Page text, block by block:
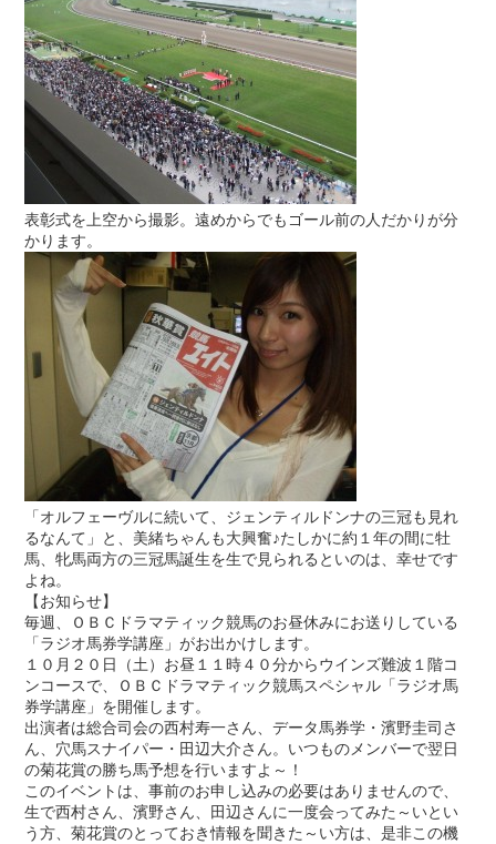
表彰式を上空から撮影。遠めからでもゴール前の人だかりが分
かります。
「オルフェーヴルに続いて、ジェンティルドンナの三冠も見れ
るなんて」と、美緒ちゃんも大興奮♪たしかに約１年の間に牡
馬、牝馬両方の三冠馬誕生を生で見られるといのは、幸せです
よね。
【お知らせ】
毎週、ＯＢＣドラマティック競馬のお昼休みにお送りしている
「ラジオ馬券学講座」がお出かけします。
１０月２０日（土）お昼１１時４０分からウインズ難波１階コ
ンコースで、ＯＢＣドラマティック競馬スペシャル「ラジオ馬
券学講座」を開催します。
出演者は総合司会の西村寿一さん、データ馬券学・濱野圭司さ
ん、穴馬スナイパー・田辺大介さん。いつものメンバーで翌日
の菊花賞の勝ち馬予想を行いますよ～！
このイベントは、事前のお申し込みの必要はありませんので、
生で西村さん、濱野さん、田辺さんに一度会ってみた～いとい
う方、菊花賞のとっておき情報を聞きた～い方は、是非この機